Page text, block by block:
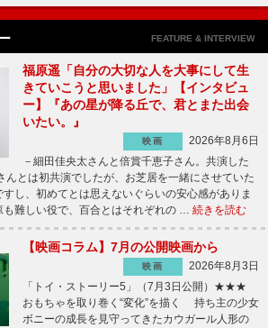
FEATURE & INTERVIEW
福原遥「自分の大切な人を大事にして生
きていこうと思いました」【インタビュ
ー】『あの星が降る丘で、君とまた出会
いたい。』
映画
2026年8月6日
－細田佳央太さんと倍賞千恵子さん。共演した
とは初共演でしたが、お芝居を一緒にさせていた
し、初めてとは思えないぐらいの安心感がありま
も難しい役で、百合とはそれぞれの … 続きを読む
【映画コラム】7月の公開映画から
映画
2026年8月3日
「トイ・ストーリー5」（7月3日公開）★★★
おもちゃを取り巻く“変化”を描く 持ち主の少女
ボニーの成長を見守ってきたカウガール人形の